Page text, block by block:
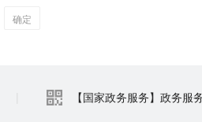
确定
【国家政务服务】政务服